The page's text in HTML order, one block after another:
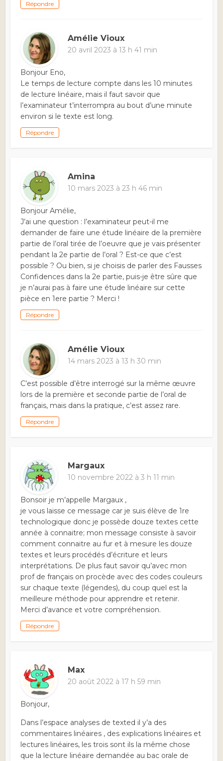
Répondre
Amélie Vioux
20 avril 2023 à 13 h 41 min
Bonjour Eno,
Le temps de lecture compte dans les 10 minutes
de lecture linéaire, mais il faut savoir que
l’examinateur t’interrompra au bout d’une minute
environ si le texte est long.
Répondre
Amina
10 mars 2023 à 23 h 46 min
Bonjour Amélie,
J’ai une question : l’examinateur peut-il me
demander de faire une étude linéaire de la première
partie de l’oral tirée de l’oeuvre que je vais présenter
pendant la 2e partie de l’oral ? Est-ce que c’est
possible ? Ou bien, si je choisis de parler des Fausses
Confidences dans la 2e partie, puis-je être sûre que
je n’aurai pas à faire une étude linéaire sur cette
pièce en 1ere partie ? Merci !
Répondre
Amélie Vioux
14 mars 2023 à 13 h 30 min
C’est possible d’être interrogé sur la même œuvre
lors de la première et seconde partie de l’oral de
français, mais dans la pratique, c’est assez rare.
Répondre
Margaux
10 novembre 2022 à 3 h 11 min
Bonsoir je m’appelle Margaux ,
je vous laisse ce message car je suis élève de 1re
technologique donc je possède douze textes cette
année à connaitre; mon message consiste à savoir
comment connaitre au fur et à mesure les douze
textes et leurs procédés d’écriture et leurs
interprétations. De plus faut savoir qu’avec mon
prof de français on procède avec des codes couleurs
sur chaque texte (légendes), du coup quel est la
meilleure méthode pour apprendre et retenir.
Merci d’avance et votre compréhension.
Répondre
Max
20 août 2022 à 17 h 59 min
Bonjour,
Dans l’espace analyses de texted il y’a des
commentaires linéaires , des explications linéaires et
lectures linéaires, les trois sont ils la même chose
que la lecture linéaire demandée au bac orale de